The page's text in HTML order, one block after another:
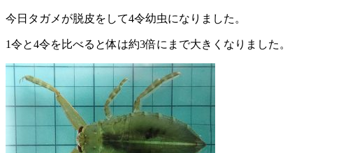
今日タガメが脱皮をして4令幼虫になりました。
1令と4令を比べると体は約3倍にまで大きくなりました。